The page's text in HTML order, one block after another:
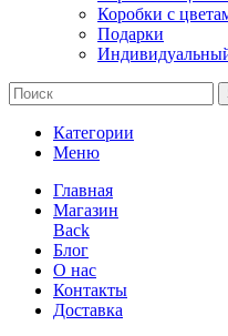
Коробки с
Подарки
Категории
Меню
Главная
Магазин
Back
Блог
О нас
Контакты
Доставка